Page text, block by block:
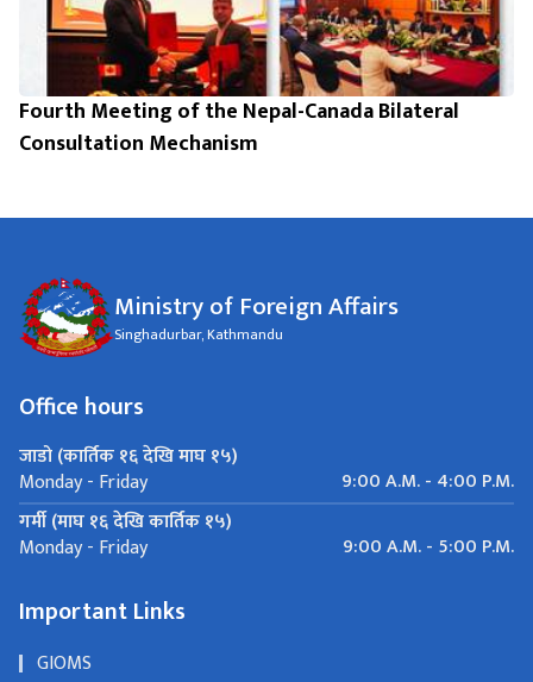
Fourth Meeting of the Nepal-Canada Bilateral
Consultation Mechanism
Ministry of Foreign Affairs
Singhadurbar, Kathmandu
Office hours
जाडो (कार्तिक १६ देखि माघ १५)
Monday - Friday
9:00 A.M. - 4:00 P.M.
गर्मी (माघ १६ देखि कार्तिक १५)
Monday - Friday 9:00 A.M. - 5:00 P.M.
Important Links
GIOMS